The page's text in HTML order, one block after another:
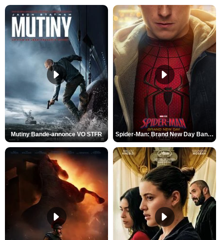
Mutiny Bande-annonce VO STFR Spider-Man: Brand New Day Bande-annonce VO STFR